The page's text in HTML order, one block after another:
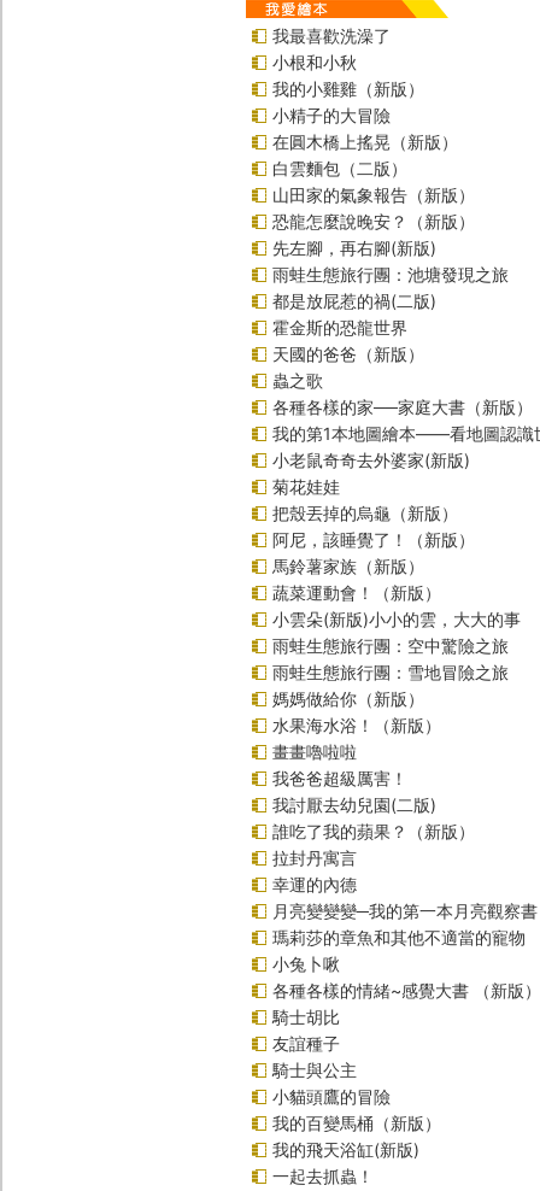
我最喜歡洗澡了
小根和小秋
我的小雞雞（新版）
小精子的大冒險
在圓木橋上搖晃（新版）
白雲麵包（二版）
山田家的氣象報告（新版）
恐龍怎麼說晚安？（新版）
先左腳，再右腳(新版)
雨蛙生態旅行團：池塘發現之旅
都是放屁惹的禍(二版)
霍金斯的恐龍世界
天國的爸爸（新版）
蟲之歌
各種各樣的家──家庭大書（新版）
我的第1本地圖繪本――看地圖認識
小老鼠奇奇去外婆家(新版)
菊花娃娃
把殼丟掉的烏龜（新版）
阿尼，該睡覺了！（新版）
馬鈴薯家族（新版）
蔬菜運動會！（新版）
小雲朵(新版)小小的雲，大大的事
雨蛙生態旅行團：空中驚險之旅
雨蛙生態旅行團：雪地冒險之旅
媽媽做給你（新版）
水果海水浴！（新版）
畫畫嚕啦啦
我爸爸超級厲害！
我討厭去幼兒園(二版)
誰吃了我的蘋果？（新版）
拉封丹寓言
幸運的內德
月亮變變變─我的第一本月亮觀察書
瑪莉莎的章魚和其他不適當的寵物
小兔卜啾
各種各樣的情緒~感覺大書 （新版）
騎士胡比
友誼種子
騎士與公主
小貓頭鷹的冒險
我的百變馬桶（新版）
我的飛天浴缸(新版)
一起去抓蟲！